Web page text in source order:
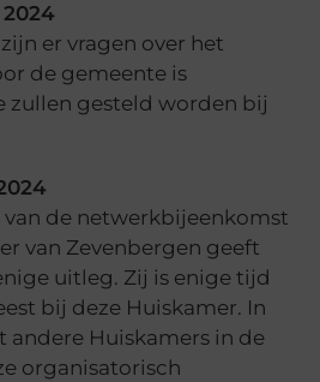
er vragen over het
de gemeente is
zullen gesteld worden bij
de netwerkbijeenkomst
van Zevenbergen geeft
uitleg. Zij is enige tijd
bij deze Huiskamer. In
Huiskamers in de
organisatorisch